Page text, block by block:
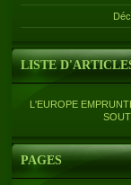
LISTE
L'EUROPE
PAGES